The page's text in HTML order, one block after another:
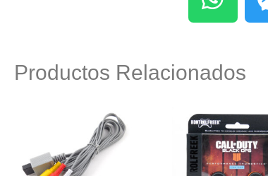
Productos Relacionados